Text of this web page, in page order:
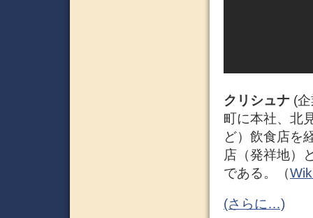
クリシュナ (
町に本社、北
ど）飲食店を
店（発祥地）
である。（
(さらに…)